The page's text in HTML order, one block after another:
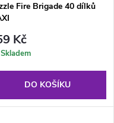
Fire Brigade 40 dílků
Kč
Skladem
DO KOŠÍKU